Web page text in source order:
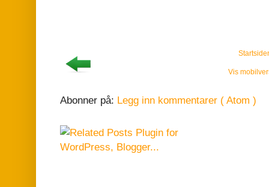
Vis
Abonner på: Legg inn kommentarer ( Atom )